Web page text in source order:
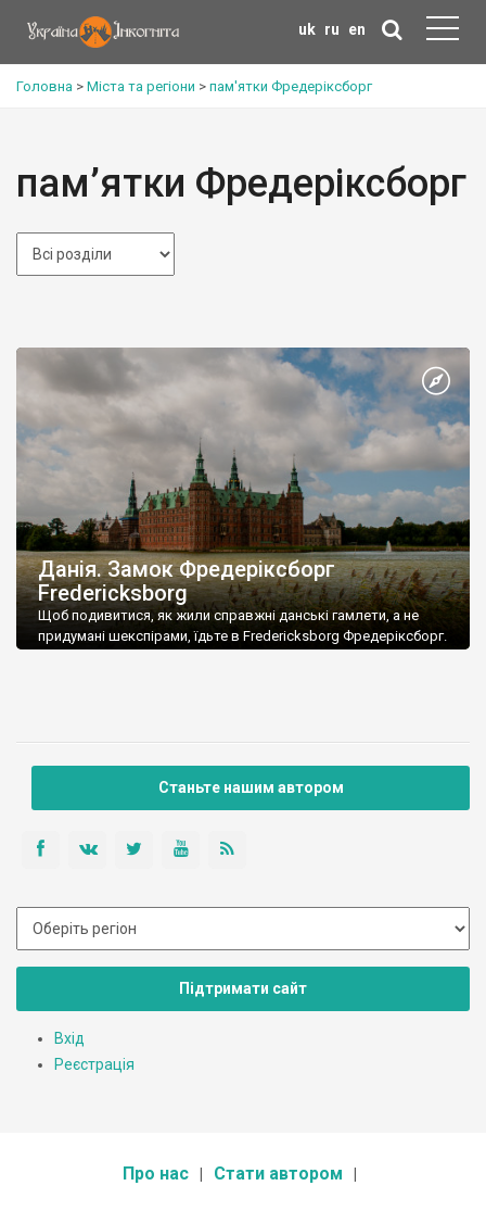
uk ru en
Головна > Міста та регіони > пам'ятки Фредеріксборг
пам’ятки Фредеріксборг
Данія. Замок Фредеріксборг
Fredericksborg
Щоб подивитися, як жили справжні данські гамлети, а не
придумані шекспірами, їдьте в Fredericksborg Фредеріксборг.
Станьте нашим автором
Підтримати сайт
Вхід
Реєстрація
Про нас Стати автором